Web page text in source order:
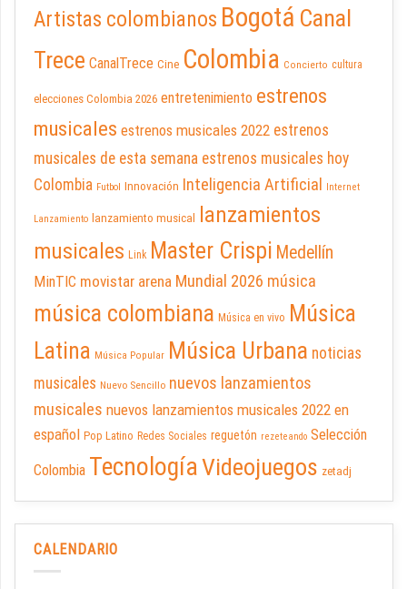
Artistas colombianos Bogotá Canal
Trece CanalTrece Cine Colombia Concierto cultura
elecciones Colombia 2026 entretenimiento estrenos
musicales estrenos musicales 2022 estrenos
musicales de esta semana estrenos musicales hoy
Colombia Futbol Innovación Inteligencia Artificial Internet
Lanzamiento lanzamiento musical
lanzamientos
musicales Link Master Crispi Medellín
MinTIC movistar arena Mundial 2026 música
música colombiana Música en vivo Música
Latina Música Popular Música Urbana noticias
musicales Nuevo Sencillo nuevos lanzamientos
musicales nuevos lanzamientos musicales 2022 en
español Pop Latino Redes Sociales reguetón rezeteando Selección
Colombia TecnologíaVideojuegos zetadj
CALENDARIO